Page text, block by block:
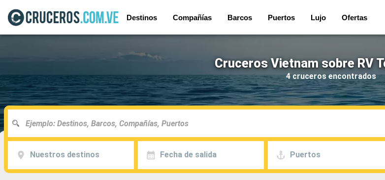
Destinos Compañías Barcos Puertos Lujo Ofertas
Cruceros Vietnam sobre RV
4 cruceros encontrados
Nuestros destinos Fecha de salida Puertos